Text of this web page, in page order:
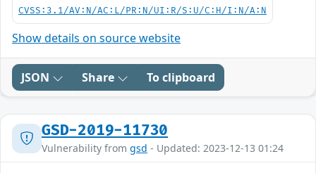
CVSS:3.1/AV:N/AC:L/PR:N/UI:R/S:U/C:H/I:N/A:N
Show details on source website
JSON Share To clipboard
GSD-2019-11730
Vulnerability from gsd - Updated: 2023-12-13 01:24